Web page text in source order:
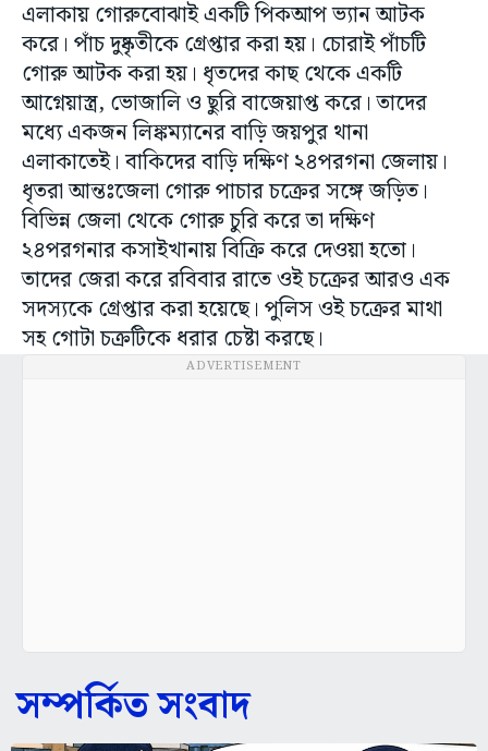
এলাকায় গোরুবোঝাই একটি পিকআপ ভ্যান আটক
করে। পাঁচ দুষ্কৃতীকে গ্রেপ্তার করা হয়। চোরাই পাঁচটি
গোরু আটক করা হয়। ধৃতদের কাছ থেকে একটি
আগ্নেয়াস্ত্র, ভোজালি ও ছুরি বাজেয়াপ্ত করে। তাদের
মধ্যে একজন লিঙ্কম্যানের বাড়ি জয়পুর থানা
এলাকাতেই। বাকিদের বাড়ি দক্ষিণ ২৪পরগনা জেলায়।
ধৃতরা আন্তঃজেলা গোরু পাচার চক্রের সঙ্গে জড়িত।
বিভিন্ন জেলা থেকে গোরু চুরি করে তা দক্ষিণ
২৪পরগনার কসাইখানায় বিক্রি করে দেওয়া হতো।
তাদের জেরা করে রবিবার রাতে ওই চক্রের আরও এক
সদস্যকে গ্রেপ্তার করা হয়েছে। পুলিস ওই চক্রের মাথা
সহ গোটা চক্রটিকে ধরার চেষ্টা করছে।
ADVERTISEMENT
সম্পর্কিত সংবাদ